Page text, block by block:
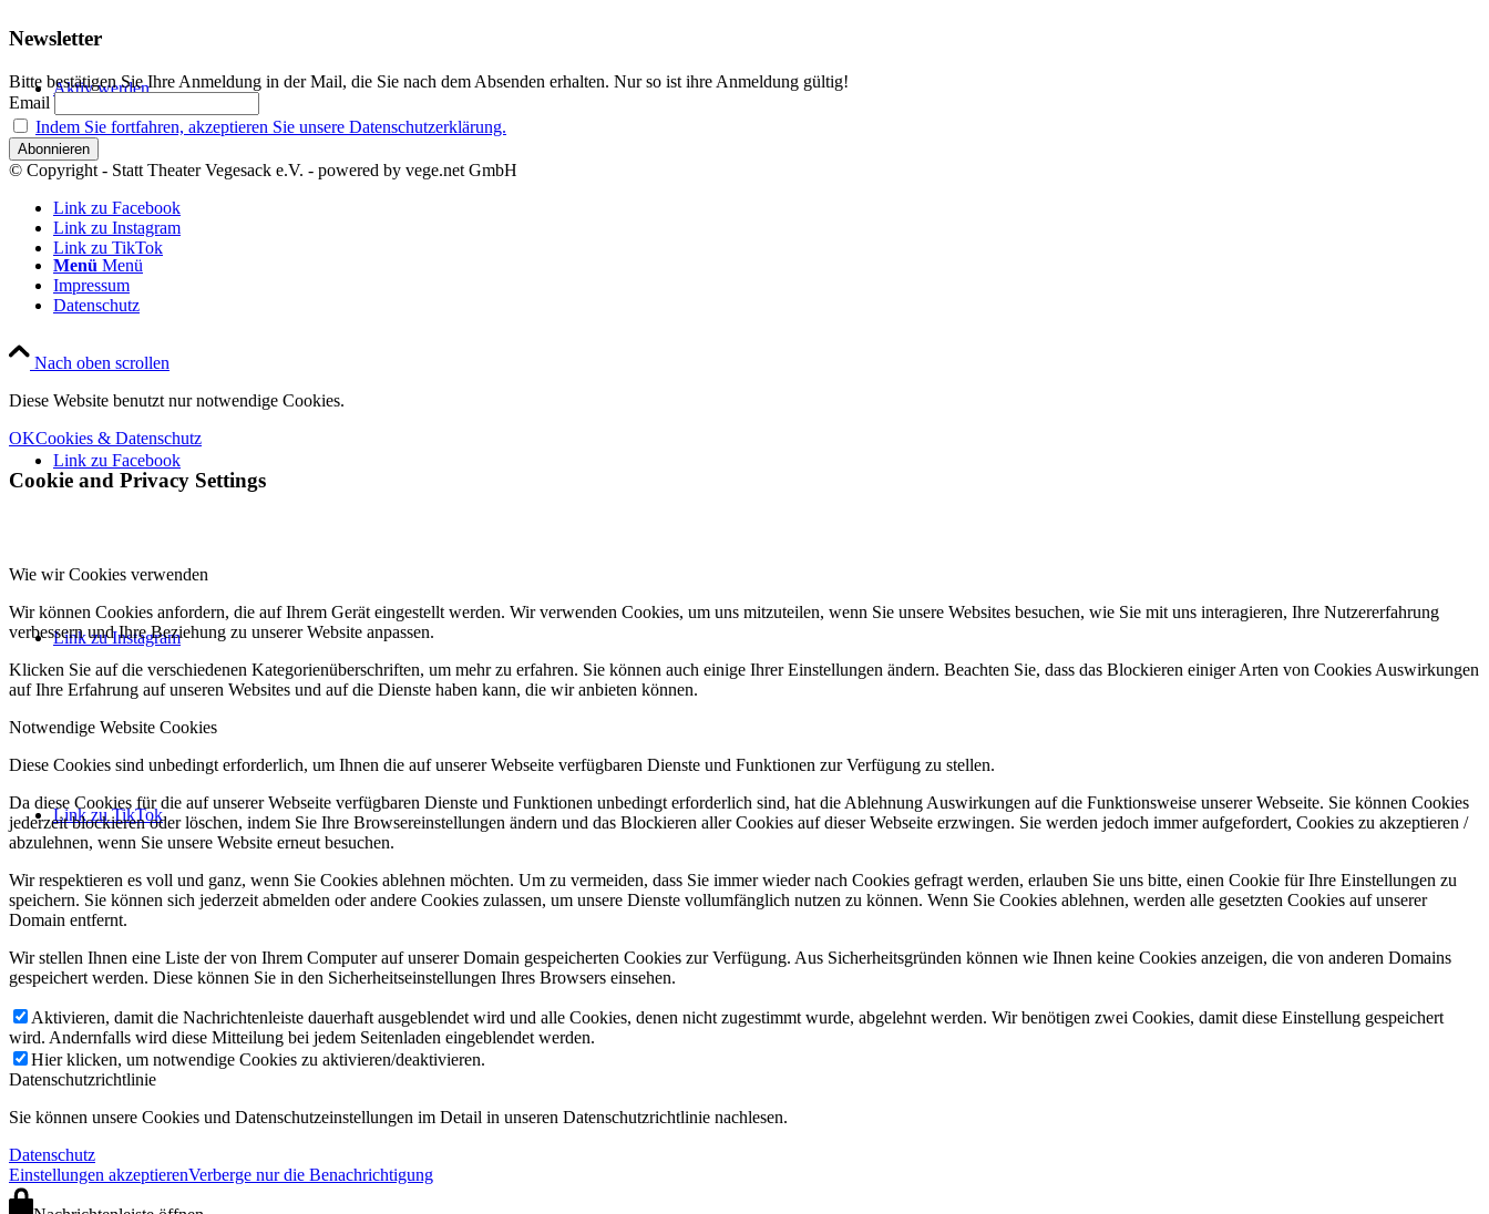
Aktiv werden
Menü Menü
Link zu Facebook
Link zu Instagram
Link zu TikTok
Newsletter
Bitte bestätigen Sie Ihre Anmeldung in der Mail, die Sie nach dem Absenden erhalten. Nur so ist ihre Anmeldung gültig!
Email
Indem Sie fortfahren, akzeptieren Sie unsere Datenschutzerklärung.
© Copyright - Statt Theater Vegesack e.V. - powered by vege.net GmbH
Link zu Facebook
Link zu Instagram
Link zu TikTok
Impressum
Datenschutz
Nach oben scrollen
Diese Website benutzt nur notwendige Cookies.
OKCookies & Datenschutz
Cookie and Privacy Settings
Wie wir Cookies verwenden
Wir können Cookies anfordern, die auf Ihrem Gerät eingestellt werden. Wir verwenden Cookies, um uns mitzuteilen, wenn Sie unsere Websites besuchen, wie Sie mit uns interagieren, Ihre Nutzererfahrung
verbessern und Ihre Beziehung zu unserer Website anpassen.
Klicken Sie auf die verschiedenen Kategorienüberschriften, um mehr zu erfahren. Sie können auch einige Ihrer Einstellungen ändern. Beachten Sie, dass das Blockieren einiger Arten von Cookies Auswirkungen
auf Ihre Erfahrung auf unseren Websites und auf die Dienste haben kann, die wir anbieten können.
Notwendige Website Cookies
Diese Cookies sind unbedingt erforderlich, um Ihnen die auf unserer Webseite verfügbaren Dienste und Funktionen zur Verfügung zu stellen.
Da diese Cookies für die auf unserer Webseite verfügbaren Dienste und Funktionen unbedingt erforderlich sind, hat die Ablehnung Auswirkungen auf die Funktionsweise unserer Webseite. Sie können Cookies
jederzeit blockieren oder löschen, indem Sie Ihre Browsereinstellungen ändern und das Blockieren aller Cookies auf dieser Webseite erzwingen. Sie werden jedoch immer aufgefordert, Cookies zu akzeptieren /
abzulehnen, wenn Sie unsere Website erneut besuchen.
Wir respektieren es voll und ganz, wenn Sie Cookies ablehnen möchten. Um zu vermeiden, dass Sie immer wieder nach Cookies gefragt werden, erlauben Sie uns bitte, einen Cookie für Ihre Einstellungen zu
speichern. Sie können sich jederzeit abmelden oder andere Cookies zulassen, um unsere Dienste vollumfänglich nutzen zu können. Wenn Sie Cookies ablehnen, werden alle gesetzten Cookies auf unserer
Domain entfernt.
Wir stellen Ihnen eine Liste der von Ihrem Computer auf unserer Domain gespeicherten Cookies zur Verfügung. Aus Sicherheitsgründen können wie Ihnen keine Cookies anzeigen, die von anderen Domains
gespeichert werden. Diese können Sie in den Sicherheitseinstellungen Ihres Browsers einsehen.
Aktivieren, damit die Nachrichtenleiste dauerhaft ausgeblendet wird und alle Cookies, denen nicht zugestimmt wurde, abgelehnt werden. Wir benötigen zwei Cookies, damit diese Einstellung gespeichert
wird. Andernfalls wird diese Mitteilung bei jedem Seitenladen eingeblendet werden.
Hier klicken, um notwendige Cookies zu aktivieren/deaktivieren.
Datenschutzrichtlinie
Sie können unsere Cookies und Datenschutzeinstellungen im Detail in unseren Datenschutzrichtlinie nachlesen.
Datenschutz
Einstellungen akzeptierenVerberge nur die Benachrichtigung